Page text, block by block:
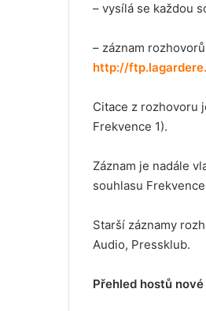
– vysílá se každou
– záznam
http://
Citace z rozhovoru
Frekvence 1).
Záznam je nadále
souhlasu Frekvence
Starší záznamy
Audio, Pressklub.
Přehled hostů